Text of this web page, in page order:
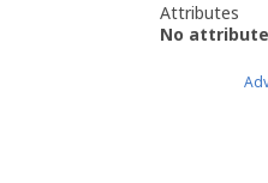
Attributes
No